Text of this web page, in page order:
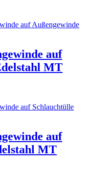
auf
MT
auf
MT